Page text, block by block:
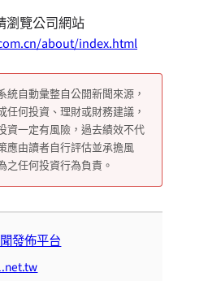
瀏覽公司網站
about/index.html
統自動彙整自公開新聞來源，
任何投資、理財或財務建議，
資一定有風險，過去績效不代
應由讀者自行評估並承擔風
之任何投資行為負責。
發佈平台